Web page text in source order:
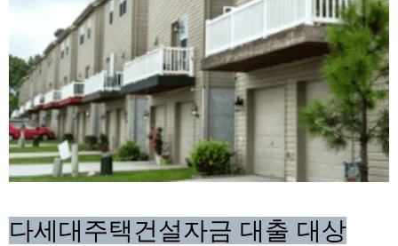
다세대주택건설자금 대출 대상